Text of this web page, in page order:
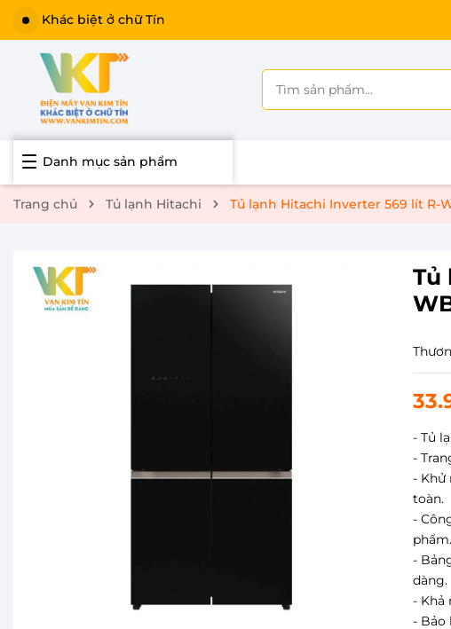
Khác biệt ở chữ Tín
Danh mục sản phẩm
Trang chủ Tủ lạnh Hitachi Tủ lạnh Hitachi Inverter 569 lít R-
Tủ
- Tủ
-
- Khử
toàn.
-
phẩm.
-
dàng.
- Khả
- Bảo